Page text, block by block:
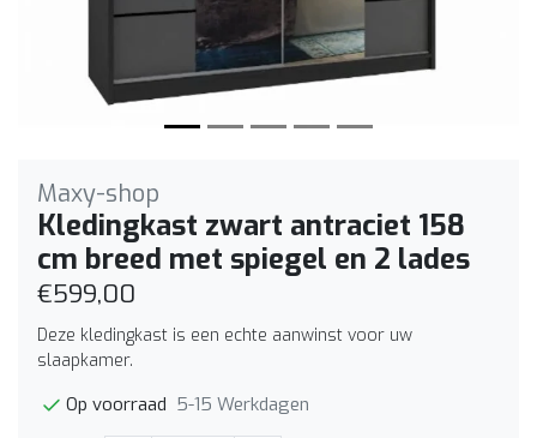
Maxy-shop
Kledingkast zwart antraciet 158
cm breed met spiegel en 2 lades
€599,00
Deze kledingkast is een echte aanwinst voor uw
slaapkamer.
Op voorraad 5-15 Werkdagen